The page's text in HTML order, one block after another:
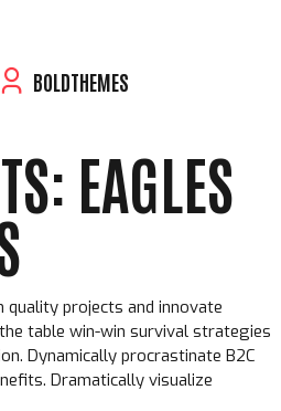
BOLDTHEMES
EAGLES
projects and innovate
table win-win survival strategies
Dynamically procrastinate B2C
Dramatically visualize